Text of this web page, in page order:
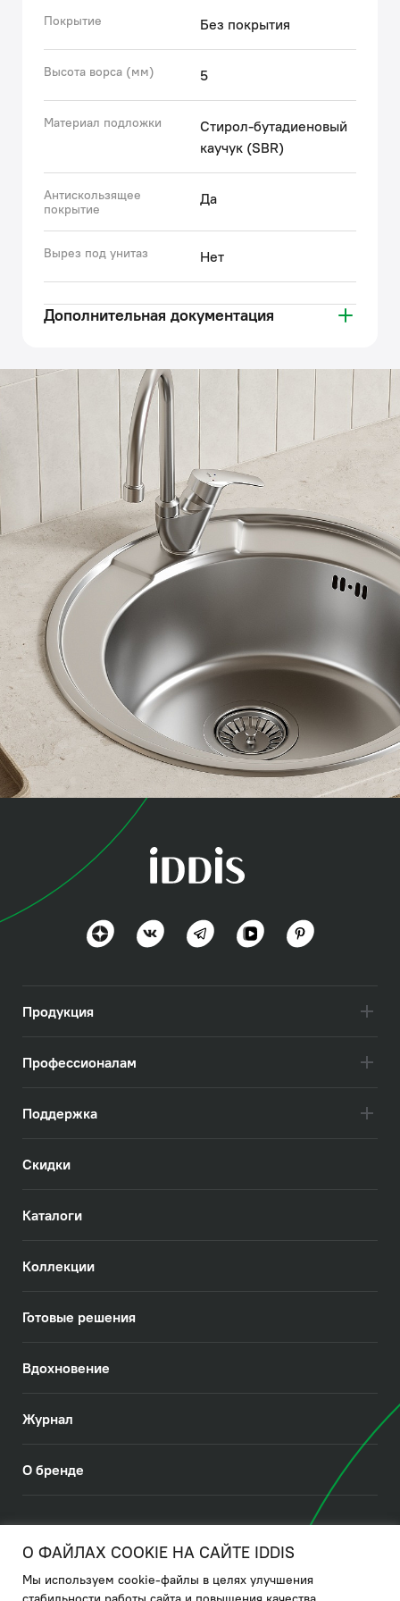
солнечных лучей.
Покрытие Без покрытия
Высота ворса (мм) 5
Материал подложки
Стирол-бутадиеновый
каучук (SBR)
Антискользящее
покрытие
Да
Вырез под унитаз Нет
Дополнительная документация
коллекция
Бэйсик (Basic)
Продукция
Профессионалам
Поддержка
Скидки
Каталоги
Коллекции
Готовые решения
Вдохновение
Журнал
О бренде
Политика в отношении использования файлов cookies
О ФАЙЛАХ COOKIE НА САЙТЕ IDDIS
Мы используем cookie-файлы в целях улучшения